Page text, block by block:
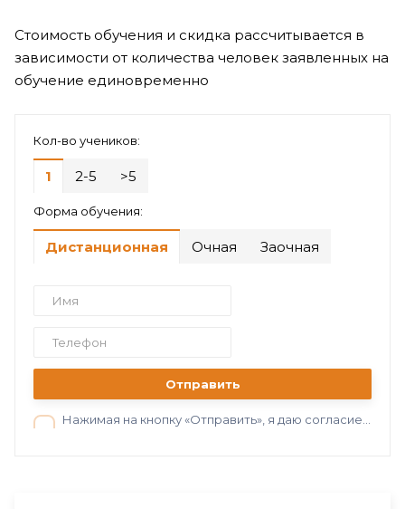
Стоимость обучения и скидка рассчитывается в
зависимости от количества человек заявленных на
обучение единовременно
Кол-во учеников:
1 2-5 >5
Форма обучения:
Дистанционная Очная Заочная
Отправить
Нажимая на кнопку «Отправить», я даю согласие на обработку персональных данных в соответствии с нашей